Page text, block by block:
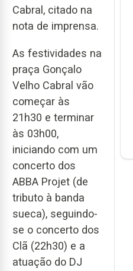
Cabral, citado na
nota de imprensa.
As festividades na
praça Gonçalo
Velho Cabral vão
começar às
21h30 e terminar
às 03h00,
iniciando com um
concerto dos
ABBA Projet (de
tributo à banda
sueca), seguindo-
se o concerto dos
Clã (22h30) e a
atuação do DJ